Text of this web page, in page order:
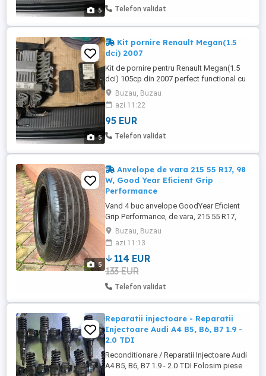
5 Telefon validat
5
Kit pornire Renault Megan(1.5
dci) 2007
Kit de pornire pentru Renault Megan(1.5
dci) 105cp din 2007 perfect functional cu
doua cartele, buton pornire , cititor cartela
și ecu . Pentru detalii apelați la
0_7_6_3_7_3_3_4_3_7.
Buzau, Buzau
azi 11:22
95 EUR
Telefon validat
5
Anvelope de vara 215 55 R17, 98
W, Good Year Eficient Grip
Performance
Vand 4 buc anvelope GoodYear Eficient
Grip Performance, de vara, 215 55 R17,
98W, DOT 4121, folosite pe Ford Puma
foarte putin, practic sunt aproape noi. Am
dat masina la Buy-back cu anvelopele de
iarna si acestea de vara mi-au ramas.
Cauciucurile sunt compatibile cu
urmatoarele marci auto: Suzuki S-Cross, ...
Buzau, Buzau
azi 11:13
114 EUR
133 EUR
Telefon validat
Reparatii injectoare - Reparatii
Injectoare Audi A4 B5, B6, B7 1.9 -
2.0 TDI
Reconditionare / Reparatii Injectoare Audi
A4 B5, B6, B7 1.9 - 2.0 TDI Folosim piese